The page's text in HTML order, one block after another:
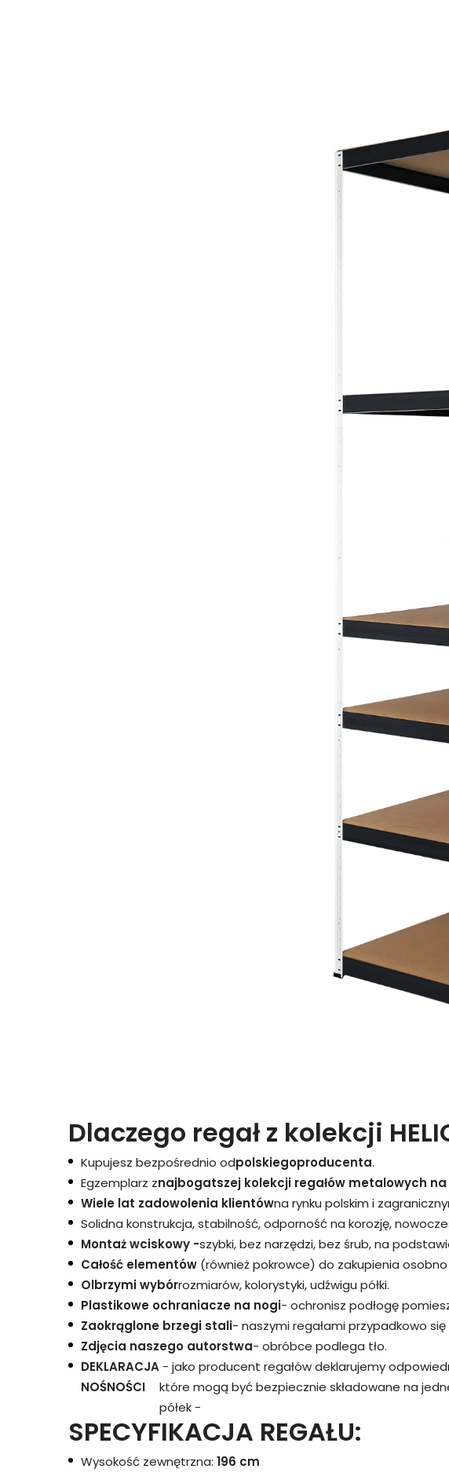
Dlaczego regał z kolekcji
Kupujesz bezpośrednio odpolskiegoproducenta.
Egzemplarz znajbogatszej kolekcji regałów metalowych
Wiele lat zadowolenia klientówna rynku polskim i
Solidna konstrukcja, stabilność, odporność na korozję,
Montaż wciskowy -szybki, bez narzędzi, bez śrub, na
Całość elementów (również pokrowce) do zakupienia
Olbrzymi wybórrozmiarów, kolorystyki, udźwigu półki.
Plastikowe ochraniacze na nogi- ochronisz podłogę
Zaokrąglone brzegi stali- naszymi regałami przypadkowo się
Zdjęcia naszego autorstwa- obróbce podlega tło.
DEKLARACJA
NOŚNOŚCI
- jako producent regałów deklarujemy
które mogą być bezpiecznie składowane na
półek -
SPECYFIKACJA REGAŁU:
Wysokość zewnętrzna: 196 cm